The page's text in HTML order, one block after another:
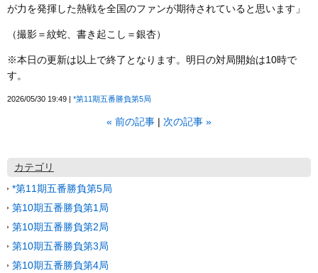
が力を発揮した熱戦を全国のファンが期待されていると思います」
（撮影＝紋蛇、書き起こし＝銀杏）
※本日の更新は以上で終了となります。明日の対局開始は10時で
す。
2026/05/30 19:49 *第11期五番勝負第5局
« 前の記事 次の記事 »
カテゴリ
*第11期五番勝負第5局
第10期五番勝負第1局
第10期五番勝負第2局
第10期五番勝負第3局
第10期五番勝負第4局